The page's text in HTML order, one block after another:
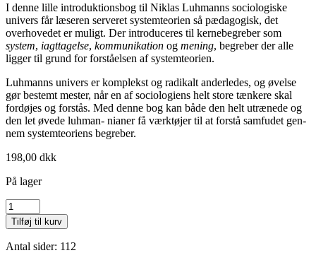
I denne lille introduktionsbog til Niklas Luhmanns sociologiske
univers får læseren serveret systemteorien så pædagogisk, det
overhovedet er muligt. Der introduceres til kernebegreber som
system, iagttagelse, kommunikation og mening, begreber der alle
ligger til grund for forståelsen af systemteorien.
Luhmanns univers er komplekst og radikalt anderledes, og øvelse
gør bestemt mester, når en af sociologiens helt store tænkere skal
fordøjes og forstås. Med denne bog kan både den helt utrænede og
den let øvede luhman- nianer få værktøjer til at forstå samfudet gen-
nem systemteoriens begreber.
198,00 dkk
På lager
Luhmann
for
begyndere
antal
Tilføj til kurv
Antal sider: 112